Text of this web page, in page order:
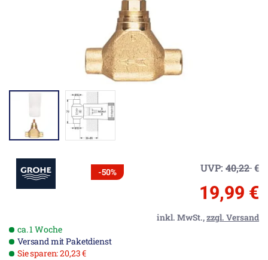
-50% UVP: 40,22€
19,99 €
inkl. MwSt.,zzgl. Versand
ca. 1 Woche
Versand mit Paketdienst
Sie sparen: 20,23 €